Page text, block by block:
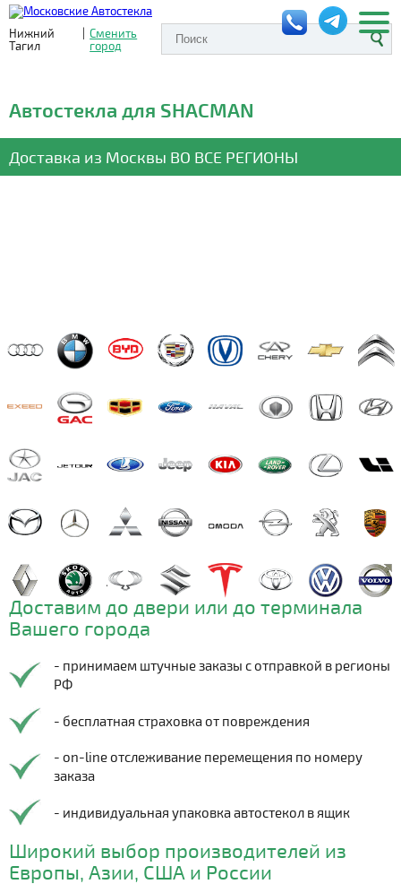
Нижний
Тагил
| Сменить
город
Автостекла для SHACMAN
Доставка из Москвы ВО ВСЕ РЕГИОНЫ
Доставим до двери или до терминала
Вашего города
- принимаем штучные заказы с отправкой в регионы
РФ
- бесплатная страховка от повреждения
- on-line отслеживание перемещения по номеру
заказа
- индивидуальная упаковка автостекол в ящик
Широкий выбор производителей из
Европы, Азии, США и России